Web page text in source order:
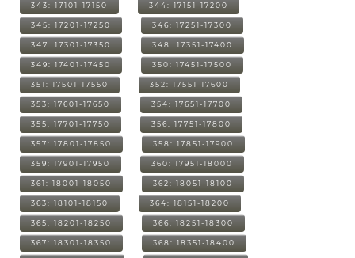
343: 17101-17150 344: 17151-17200
345: 17201-17250 346: 17251-17300
347: 17301-17350 348: 17351-17400
349: 17401-17450 350: 17451-17500
351: 17501-17550 352: 17551-17600
353: 17601-17650 354: 17651-17700
355: 17701-17750 356: 17751-17800
357: 17801-17850 358: 17851-17900
359: 17901-17950 360: 17951-18000
361: 18001-18050 362: 18051-18100
363: 18101-18150 364: 18151-18200
365: 18201-18250 366: 18251-18300
367: 18301-18350 368: 18351-18400